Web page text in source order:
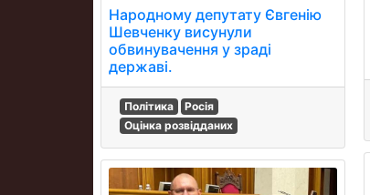
Народному депутату Євгенію
Шевченку висунули
обвинувачення у зраді
державі.
Політика
Росія
Оцінка розвідданих